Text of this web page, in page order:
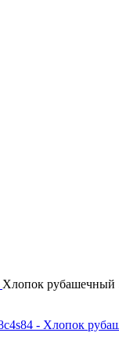
Хлопок рубашечный